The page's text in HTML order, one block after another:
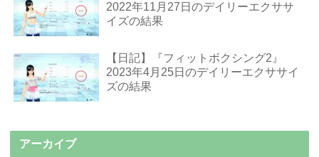
2022年11月27日のデイリーエクササ
イズの結果
【日記】『フィットボクシング2』
2023年4月25日のデイリーエクササイ
ズの結果
アーカイブ